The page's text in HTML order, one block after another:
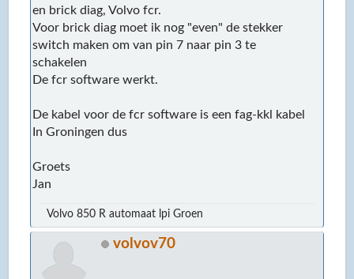
en brick diag, Volvo fcr.
Voor brick diag moet ik nog "even" de stekker
switch maken om van pin 7 naar pin 3 te
schakelen
De fcr software werkt.
De kabel voor de fcr software is een fag-kkl kabel
In Groningen dus
Groets
Jan
Volvo 850 R automaat lpi Groen
volvov70